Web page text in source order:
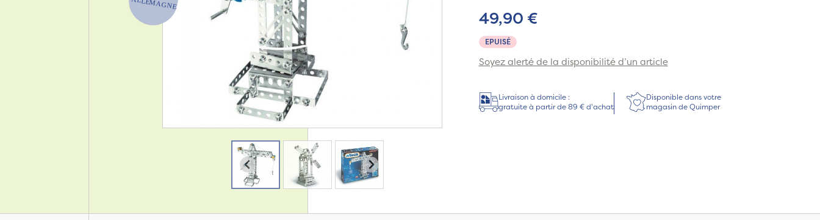
EPUISÉ
49,90 €
Soyez alerté de la disponibilité d’un article
Livraison à domicile :
gratuite à partir de 89 € d'achat
Disponible dans votre
magasin de Quimper